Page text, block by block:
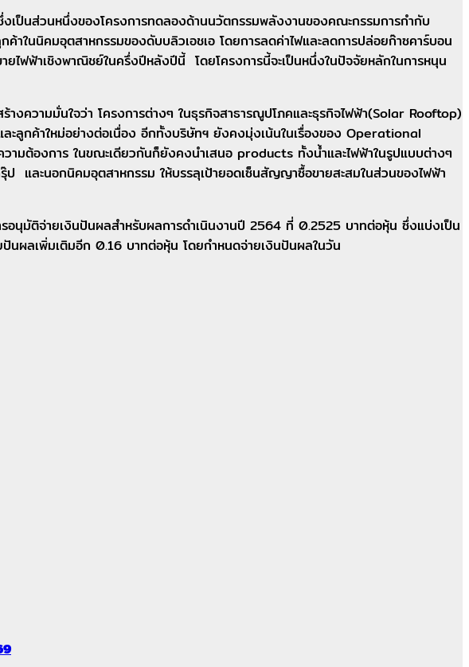
ป็นส่วนหนึ่งของโครงการทดลองด้านนวัตกรรมพลังงานของคณะกรรมการกำกับ
ในนิคมอุตสาหกรรมของดับบลิวเอชเอ โดยการลดค่าไฟและลดการปล่อยก๊าซคาร์บอน
ยไฟฟ้าเชิงพาณิชย์ในครึ่งปีหลังปีนี้ โดยโครงการนี้จะเป็นหนึ่งในปัจจัยหลักในการหนุน
ความมั่นใจว่า โครงการต่างๆ ในธุรกิจสาธารณูปโภคและธุรกิจไฟฟ้า(Solar Rooftop)
ะลูกค้าใหม่อย่างต่อเนื่อง อีกทั้งบริษัทฯ ยังคงมุ่งเน้นในเรื่องของ Operational
วามต้องการ ในขณะเดียวกันก็ยังคงนำเสนอ products ทั้งน้ำและไฟฟ้าในรูปแบบต่างๆ
และนอกนิคมอุตสาหกรรม ให้บรรลุเป้ายอดเซ็นสัญญาซื้อขายสะสมในส่วนของไฟฟ้า
นุมัติจ่ายเงินปันผลสำหรับผลการดำเนินงานปี 2564 ที่ 0.2525 บาทต่อหุ้น ซึ่งแบ่งเป็น
นผลเพิ่มเติมอีก 0.16 บาทต่อหุ้น โดยกำหนดจ่ายเงินปันผลในวัน